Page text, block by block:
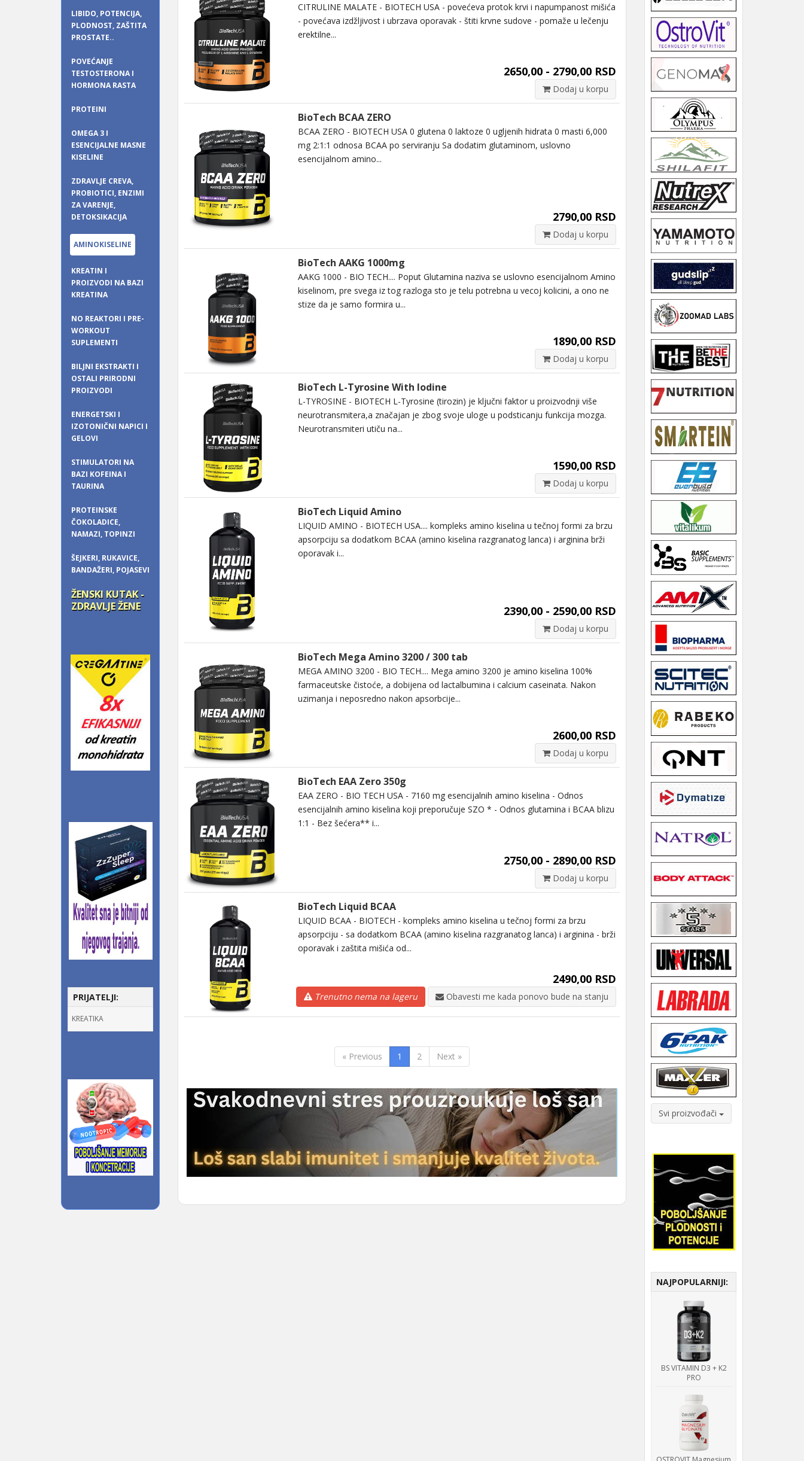
LIBIDO, POTENCIJA,
PLODNOST, ZAŠTITA
PROSTATE..
POVEĆANJE
TESTOSTERONA I
HORMONA RASTA
PROTEINI
OMEGA 3 I
ESENCIJALNE MASNE
KISELINE
ZDRAVLJE CREVA,
PROBIOTICI, ENZIMI
ZA VARENJE,
DETOKSIKACIJA
AMINOKISELINE
KREATIN I
PROIZVODI NA BAZI
KREATINA
NO REAKTORI I PRE-
WORKOUT
SUPLEMENTI
BILJNI EKSTRAKTI I
OSTALI PRIRODNI
PROIZVODI
ENERGETSKI I
IZOTONIČNI NAPICI I
GELOVI
STIMULATORI NA
BAZI KOFEINA I
TAURINA
PROTEINSKE
ČOKOLADICE,
NAMAZI, TOPINZI
ŠEJKERI, RUKAVICE,
BANDAŽERI, POJASEVI
ŽENSKI KUTAK -
ZDRAVLJE ŽENE
PRIJATELJI:
KREATIKA
CITRULINE MALATE - BIOTECH USA - povećeva protok krvi i napumpanost mišića
- povećava izdžljivost i ubrzava oporavak - štiti krvne sudove - pomaže u lečenju
erektilne...
2650,00 - 2790,00 RSD
Dodaj u korpu
BioTech BCAA ZERO
BCAA ZERO - BIOTECH USA 0 glutena 0 laktoze 0 ugljenih hidrata 0 masti 6,000
mg 2:1:1 odnosa BCAA po serviranju Sa dodatim glutaminom, uslovno
esencijalnom amino...
2790,00 RSD
Dodaj u korpu
BioTech AAKG 1000mg
AAKG 1000 - BIO TECH.... Poput Glutamina naziva se uslovno esencijalnom Amino
kiselinom, pre svega iz tog razloga sto je telu potrebna u vecoj kolicini, a ono ne
stize da je samo formira u...
1890,00 RSD
Dodaj u korpu
BioTech L-Tyrosine With Iodine
L-TYROSINE - BIOTECH L-Tyrosine (tirozin) je ključni faktor u proizvodnji više
neurotransmitera,a značajan je zbog svoje uloge u podsticanju funkcija mozga.
Neurotransmiteri utiču na...
1590,00 RSD
Dodaj u korpu
BioTech Liquid Amino
LIQUID AMINO - BIOTECH USA.... kompleks amino kiselina u tečnoj formi za brzu
apsorpciju sa dodatkom BCAA (amino kiselina razgranatog lanca) i arginina brži
oporavak i...
2390,00 - 2590,00 RSD
Dodaj u korpu
BioTech Mega Amino 3200 / 300 tab
MEGA AMINO 3200 - BIO TECH.... Mega amino 3200 je amino kiselina 100%
farmaceutske čistoće, a dobijena od lactalbumina i calcium caseinata. Nakon
uzimanja i neposredno nakon apsorbcije...
2600,00 RSD
Dodaj u korpu
BioTech EAA Zero 350g
EAA ZERO - BIO TECH USA - 7160 mg esencijalnih amino kiselina - Odnos
esencijalnih amino kiselina koji preporučuje SZO * - Odnos glutamina i BCAA blizu
1:1 - Bez šećera** i...
2750,00 - 2890,00 RSD
Dodaj u korpu
BioTech Liquid BCAA
LIQUID BCAA - BIOTECH - kompleks amino kiselina u tečnoj formi za brzu
apsorpciju - sa dodatkom BCAA (amino kiselina razgranatog lanca) i arginina - brži
oporavak i zaštita mišića od...
2490,00 RSD
Trenutno nema na lageru Obavesti me kada ponovo bude na stanju
« Previous 1 2 Next »
Svi proizvođači
NAJPOPULARNIJI:
BS VITAMIN D3 + K2
PRO